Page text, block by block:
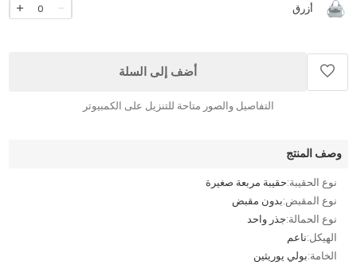
أزرق 0
أضف إلى السلة
التفاصيل والصور متاحة للتنزيل على الكمبيوتر
وصف المنتج
نوع الحقيبة:حقيبة مربعة صغيرة
نوع المقبض:بدون مقبض
نوع الحمالة:جذر واحد
الهيكل:ناعم
الخامة:بولي يوريثين